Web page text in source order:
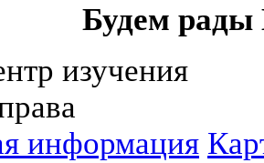
Будем
изучения
информация